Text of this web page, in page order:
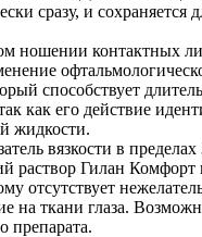
сразу, и сохраняется
ношении контактных
способствует
как его действие
жидкости.
вязкости в
раствор Гилан Комфорт
отсутствует
на ткани глаза.
препарата.